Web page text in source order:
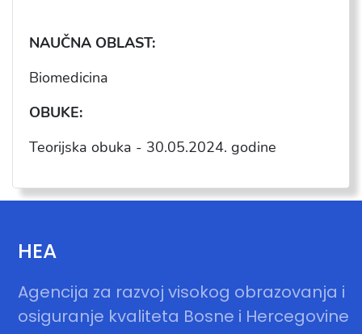
NAUČNA OBLAST:
Biomedicina
OBUKE:
Teorijska obuka - 30.05.2024. godine
HEA
Agencija za razvoj visokog obrazovanja i
osiguranje kvaliteta Bosne i Hercegovine